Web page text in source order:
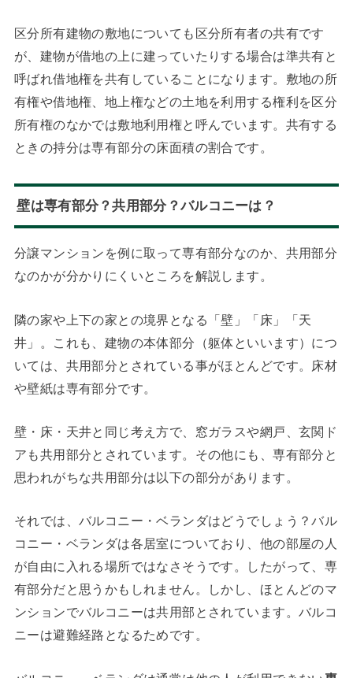
区分所有建物の敷地についても区分所有者の共有です
が、建物が借地の上に建っていたりする場合は準共有と
呼ばれ借地権を共有していることになります。敷地の所
有権や借地権、地上権などの土地を利用する権利を区分
所有権のなかでは敷地利用権と呼んでいます。共有する
ときの持分は専有部分の床面積の割合です。
壁は専有部分？共用部分？バルコニーは？
分譲マンションを例に取って専有部分なのか、共用部分
なのかが分かりにくいところを解説します。
隣の家や上下の家との境界となる「壁」「床」「天
井」。これも、建物の本体部分（躯体といいます）につ
いては、共用部分とされている事がほとんどです。床材
や壁紙は専有部分です。
壁・床・天井と同じ考え方で、窓ガラスや網戸、玄関ド
アも共用部分とされています。その他にも、専有部分と
思われがちな共用部分は以下の部分があります。
それでは、バルコニー・ベランダはどうでしょう？バル
コニー・ベランダは各居室についており、他の部屋の人
が自由に入れる場所ではなさそうです。したがって、専
有部分だと思うかもしれません。しかし、ほとんどのマ
ンションでバルコニーは共用部とされています。バルコ
ニーは避難経路となるためです。